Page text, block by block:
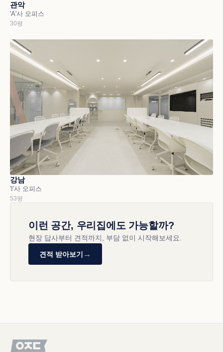
관악
'A'사 오피스
30평
강남
'I'사 오피스
53평
이런 공간, 우리집에도 가능할까?
현장 답사부터 견적까지, 부담 없이 시작해보세요.
견적 받아보기 →